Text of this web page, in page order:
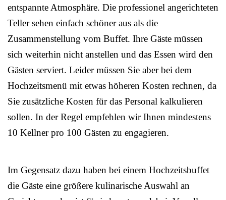
entspannte Atmosphäre. Die professionel angerichteten
Teller sehen einfach schöner aus als die
Zusammenstellung vom Buffet. Ihre Gäste müssen
sich weiterhin nicht anstellen und das Essen wird den
Gästen serviert. Leider müssen Sie aber bei dem
Hochzeitsmenü mit etwas höheren Kosten rechnen, da
Sie zusätzliche Kosten für das Personal kalkulieren
sollen. In der Regel empfehlen wir Ihnen mindestens
10 Kellner pro 100 Gästen zu engagieren.
Im Gegensatz dazu haben bei einem Hochzeitsbuffet
die Gäste eine größere kulinarische Auswahl an